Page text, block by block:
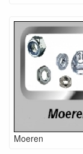
Moeren